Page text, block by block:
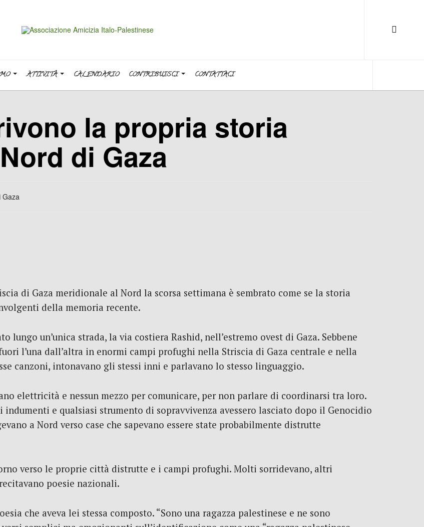
ATTIVITÀ CALENDARIO CONTRIBUISCI CONTATTACI
la propria storia
di Gaza
di Gaza meridionale al Nord la scorsa settimana è sembrato come se la storia
della memoria recente.
un’unica strada, la via costiera Rashid, nell’estremo ovest di Gaza. Sebbene
l’una dall’altra in enormi campi profughi nella Striscia di Gaza centrale e nella
canzoni, intonavano gli stessi inni e parlavano lo stesso linguaggio.
elettricità e nessun mezzo per comunicare, per non parlare di coordinarsi tra loro.
e qualsiasi strumento di sopravvivenza avessero lasciato dopo il Genocidio
a Nord verso case che sapevano essere state probabilmente distrutte
verso le proprie città distrutte e i campi profughi. Molti sorridevano, altri
poesie nazionali.
che aveva lei stessa composto. “Sono una ragazza palestinese e ne sono